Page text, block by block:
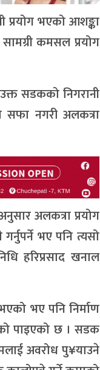
प्रयोग भएको आशङ्का
कमसल प्रयोग
सडकको निगरानी
सफा नगरी अलकत्रा
अलकत्रा प्रयोग
भए पनि त्यसो
हरिप्रसाद खनाल
भए पनि निर्माण
पाइएको छ । सडक
अवरोध पु¥याउने